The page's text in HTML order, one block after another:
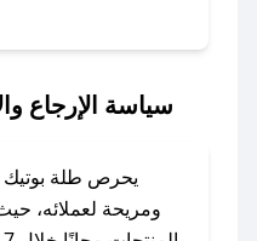
في حال عدم توفر
للحصول على
سياسة الإرجاع
يحرص طلة بوتيك
ومريحة لعملائه،